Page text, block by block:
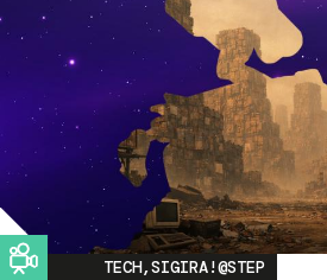
Image
TECH,SIGIRA!@STEP